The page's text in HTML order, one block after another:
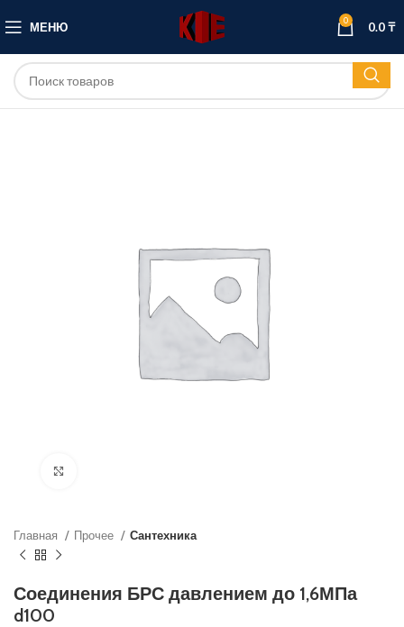
МЕНЮ 0 0.0₸
Главная Прочее Сантехника
Соединения БРС давлением до 1,6МПа
d100